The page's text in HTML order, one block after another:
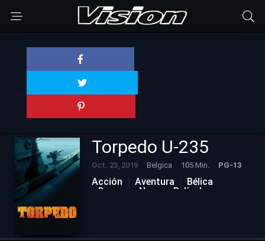
Torpedo U-235
Oct. 23, 2019 Belgica 105 Min. PG-13
Acción Aventura
Bélica
Drama
Nuevas Películas